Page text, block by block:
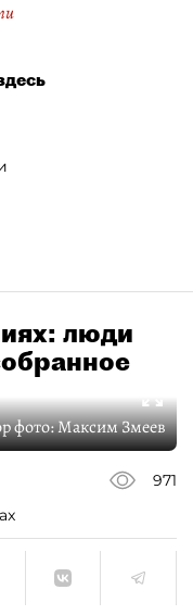
люди
фото:Максим Змеев
971